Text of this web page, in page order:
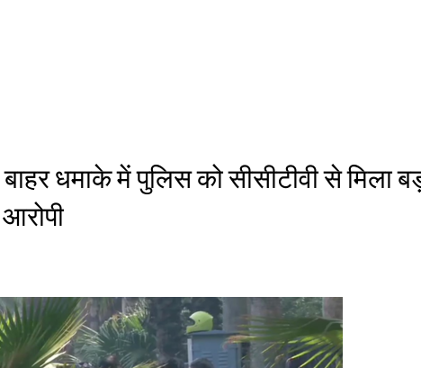
धमाके में पुलिस को सीसीटीवी से मिला